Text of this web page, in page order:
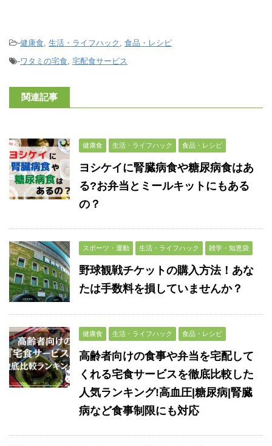
-健康食, 生活・ライフハック , 食品・レシピ
-ワタミの宅食, 宅配食サービス
関連記事
健康食 生活・ライフハック 食品・レシピ
ヨシケイに腎臓病食や糖尿病食はあ
る?お弁当とミールキットにもある
の？
スポーツ・運動 生活・ライフハック 雑学・知恵袋
野球観戦チケットの購入方法！あな
たは手数料を損していませんか？
健康食 生活・ライフハック 食品・レシピ
高齢者向けの食事や弁当を宅配して
くれる宅食サービスを徹底比較した
人気ランキング!高血圧|糖尿病|腎臓
病など食事制限にも対応